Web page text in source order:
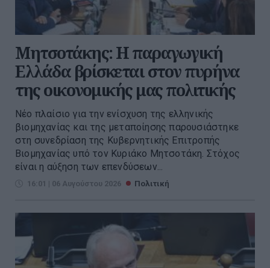
Μητσοτάκης: Η παραγωγική
Ελλάδα βρίσκεται στον πυρήνα
της οικονομικής μας πολιτικής
Νέο πλαίσιο για την ενίσχυση της ελληνικής
βιομηχανίας και της μεταποίησης παρουσιάστηκε
στη συνεδρίαση της Κυβερνητικής Επιτροπής
Βιομηχανίας υπό τον Κυριάκο Μητσοτάκη. Στόχος
είναι η αύξηση των επενδύσεων...
16:01 | 06 Αυγούστου 2026 Πολιτική